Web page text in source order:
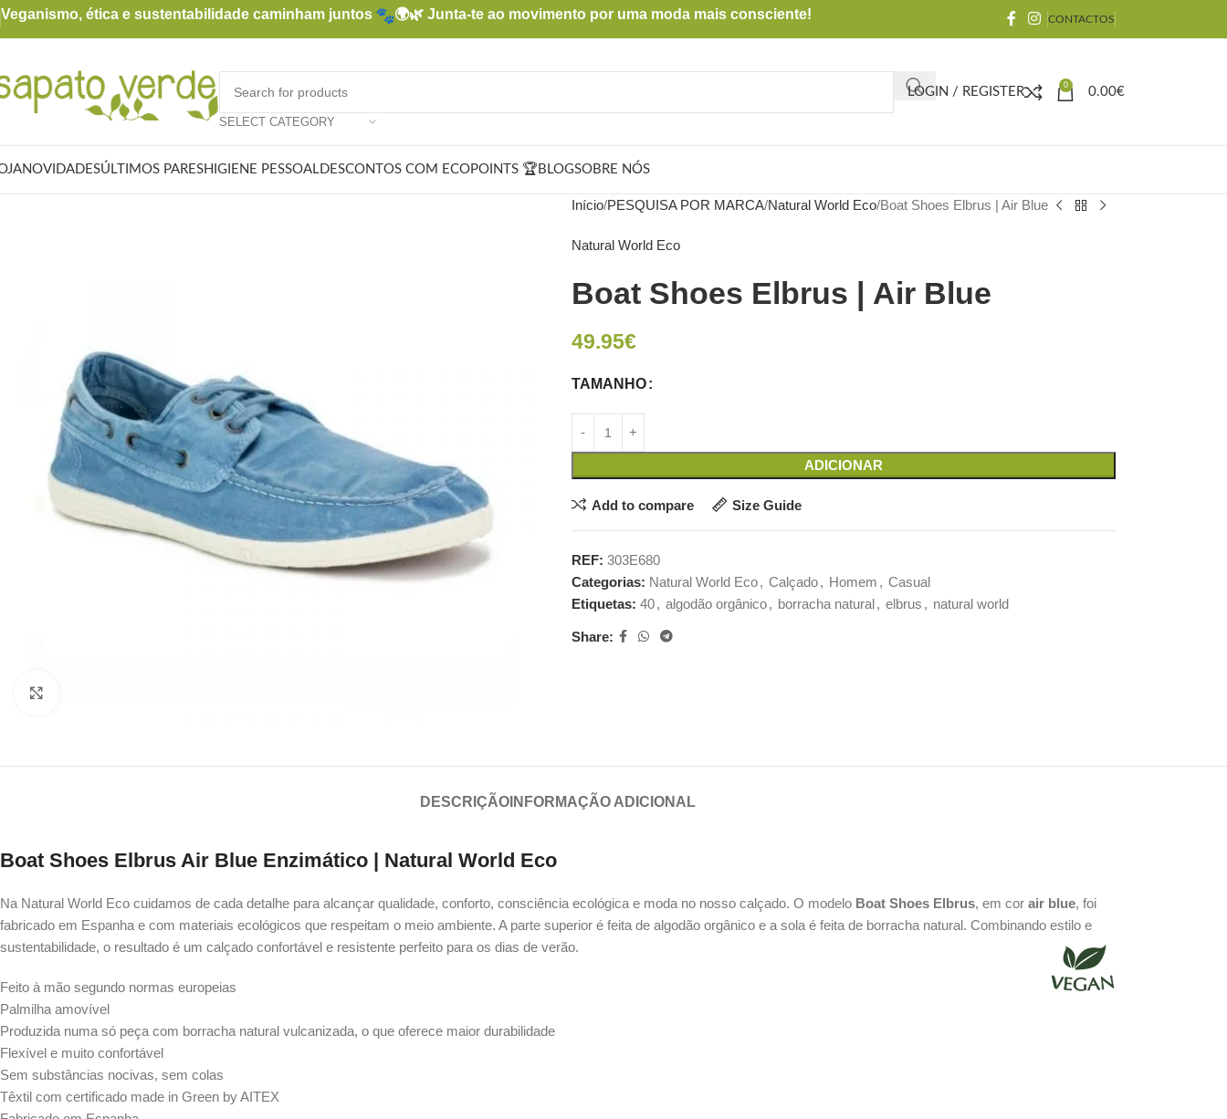
Veganismo, ética e sustentabilidade caminham juntos 🌍🌿 Junta-te ao movimento por uma moda mais consciente! CONTACTOS
SELECT CATEGORY
LOGIN / REGISTER
0
0.00€
NOVIDADESÚLTIMOS PARESHIGIENE PESSOALDESCONTOS COM ECOPOINTS 🏆 BLOGSOBRE NÓS
Início PESQUISA POR MARCA Natural World Eco Boat Shoes Elbrus | Air Blue
Natural World Eco
Boat Shoes Elbrus | Air Blue
49.95€
TAMANHO
ADICIONAR
Add to compare Size Guide
REF: 303E680
Categorias: Natural World Eco, Calçado, Homem , Casual
Etiquetas: 40, algodão orgânico, borracha natural, elbrus , natural world
Share:
DESCRIÇÃO INFORMAÇÃO ADICIONAL
Boat Shoes Elbrus Air Blue Enzimático | Natural World Eco
Na Natural World Eco cuidamos de cada detalhe para alcançar qualidade, conforto, consciência ecológica e moda no nosso calçado. O modelo Boat Shoes Elbrus, em cor air blue, foi
fabricado em Espanha e com materiais ecológicos que respeitam o meio ambiente. A parte superior é feita de algodão orgânico e a sola é feita de borracha natural. Combinando estilo e
sustentabilidade, o resultado é um calçado confortável ​​e resistente perfeito para os dias de verão.
Feito à mão segundo normas europeias
Palmilha amovível
Produzida numa só peça com borracha natural vulcanizada, o que oferece maior durabilidade
Flexível e muito confortável
Sem substâncias nocivas, sem colas
Têxtil com certificado made in Green by AITEX